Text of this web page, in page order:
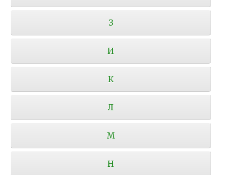
З
И
К
Л
М
Н